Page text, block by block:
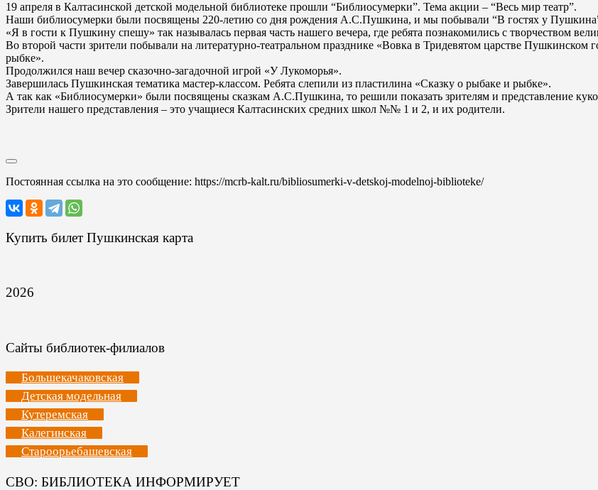
19 апреля в Калтасинской детской модельной библиотеке прошли “Библиосумерки”. Тема акции – “Весь мир театр”.
Наши библиосумерки были посвящены 220-летию со дня рождения А.С.Пушкина, и мы побывали “В гостях у
«Я в гости к Пушкину спешу» так называлась первая часть нашего вечера, где ребята познакомились с творчеством
Во второй части зрители побывали на литературно-театральном празднике «Вовка в Тридевятом царстве Пушкинском
рыбке».
Продолжился наш вечер сказочно-загадочной игрой «У Лукоморья».
Завершилась Пушкинская тематика мастер-классом. Ребята слепили из пластилина «Сказку о рыбаке и рыбке».
А так как «Библиосумерки» были посвящены сказкам А.С.Пушкина, то решили показать зрителям и представление
Зрители нашего представления – это учащиеся Калтасинских средних школ №№ 1 и 2, и их родители.
Постоянная ссылка на это сообщение: https://mcrb-kalt.ru/bibliosumerki-v-detskoj-modelnoj-biblioteke/
Купить билет Пушкинская карта
2026
Сайты библиотек-филиалов
Большекачаковская
Детская модельная
Кутеремская
Калегинская
Староорьебашевская
СВО: БИБЛИОТЕКА ИНФОРМИРУЕТ